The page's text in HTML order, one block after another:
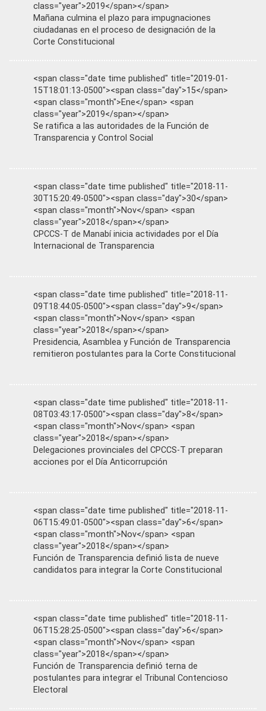
class="year">2019</span></span>
Mañana culmina el plazo para impugnaciones
ciudadanas en el proceso de designación de la
Corte Constitucional
<span class="date time published" title="2019-01-
15T18:01:13-0500"><span class="day">15</span>
<span class="month">Ene</span> <span
class="year">2019</span></span>
Se ratifica a las autoridades de la Función de
Transparencia y Control Social
<span class="date time published" title="2018-11-
30T15:20:49-0500"><span class="day">30</span>
<span class="month">Nov</span> <span
class="year">2018</span></span>
CPCCS-T de Manabí inicia actividades por el Día
Internacional de Transparencia
<span class="date time published" title="2018-11-
09T18:44:05-0500"><span class="day">9</span>
<span class="month">Nov</span> <span
class="year">2018</span></span>
Presidencia, Asamblea y Función de Transparencia
remitieron postulantes para la Corte Constitucional
<span class="date time published" title="2018-11-
08T03:43:17-0500"><span class="day">8</span>
<span class="month">Nov</span> <span
class="year">2018</span></span>
Delegaciones provinciales del CPCCS-T preparan
acciones por el Día Anticorrupción
<span class="date time published" title="2018-11-
06T15:49:01-0500"><span class="day">6</span>
<span class="month">Nov</span> <span
class="year">2018</span></span>
Función de Transparencia definió lista de nueve
candidatos para integrar la Corte Constitucional
<span class="date time published" title="2018-11-
06T15:28:25-0500"><span class="day">6</span>
<span class="month">Nov</span> <span
class="year">2018</span></span>
Función de Transparencia definió terna de
postulantes para integrar el Tribunal Contencioso
Electoral